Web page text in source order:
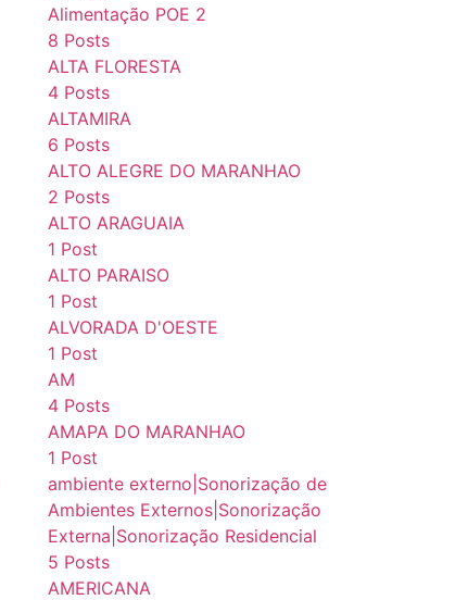
Alimentação POE 2
8 Posts
ALTA FLORESTA
4 Posts
ALTAMIRA
6 Posts
ALTO ALEGRE DO MARANHAO
2 Posts
ALTO ARAGUAIA
1 Post
ALTO PARAISO
1 Post
ALVORADA D'OESTE
1 Post
AM
4 Posts
AMAPA DO MARANHAO
1 Post
ambiente externo|Sonorização de
Ambientes Externos|Sonorização
Externa|Sonorização Residencial
5 Posts
AMERICANA